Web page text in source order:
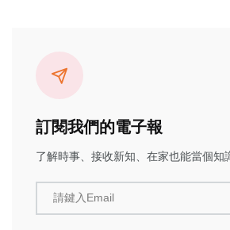
訂閱我們的電子報
了解時事、接收新知、在家也能當個知
請鍵入Email